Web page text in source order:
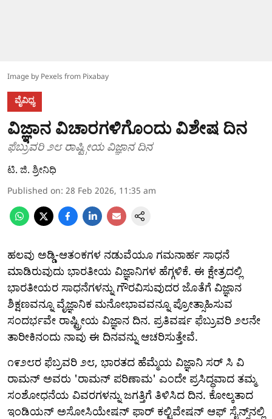
Image by Pexels from Pixabay
ವೈವಿಧ್ಯ
ವಿಜ್ಞಾನ ವಿಚಾರಗಳಿಗೊಂದು ವಿಶೇಷ ದಿನ
ಫೆಬ್ರುವರಿ ೨೮ ರಾಷ್ಟ್ರೀಯ ವಿಜ್ಞಾನ ದಿನ
ಟಿ. ಜಿ. ಶ್ರೀನಿಧಿ
Published on: 28 Feb 2026, 11:35 am
ಹಲವು ಅಡ್ಡಿ-ಆತಂಕಗಳ ನಡುವೆಯೂ ಗಮನಾರ್ಹ ಸಾಧನೆ
ಮಾಡಿರುವುದು ಭಾರತೀಯ ವಿಜ್ಞಾನಿಗಳ ಹೆಗ್ಗಳಿಕೆ. ಈ ಕ್ಷೇತ್ರದಲ್ಲಿ
ಭಾರತೀಯರ ಸಾಧನೆಗಳನ್ನು ಗೌರವಿಸುವುದರ ಜೊತೆಗೆ ವಿಜ್ಞಾನ
ಶಿಕ್ಷಣವನ್ನೂ ವೈಜ್ಞಾನಿಕ ಮನೋಭಾವವನ್ನೂ ಪ್ರೋತ್ಸಾಹಿಸುವ
ಸಂದರ್ಭವೇ ರಾಷ್ಟ್ರೀಯ ವಿಜ್ಞಾನ ದಿನ. ಪ್ರತಿವರ್ಷ ಫೆಬ್ರುವರಿ ೨೮ನೇ
ತಾರೀಕಿನಂದು ನಾವು ಈ ದಿನವನ್ನು ಆಚರಿಸುತ್ತೇವೆ.
೧೯೨೮ರ ಫೆಬ್ರವರಿ ೨೮, ಭಾರತದ ಹೆಮ್ಮೆಯ ವಿಜ್ಞಾನಿ ಸರ್ ಸಿ ವಿ
ರಾಮನ್ ಅವರು 'ರಾಮನ್ ಪರಿಣಾಮ' ಎಂದೇ ಪ್ರಸಿದ್ಧವಾದ ತಮ್ಮ
ಸಂಶೋಧನೆಯ ವಿವರಗಳನ್ನು ಜಗತ್ತಿಗೆ ತಿಳಿಸಿದ ದಿನ. ಕೋಲ್ಕತಾದ
ಇಂಡಿಯನ್ ಅಸೋಸಿಯೇಷನ್ ಫಾರ್ ಕಲ್ಟಿವೇಷನ್ ಆಫ್ ಸೈನ್ಸ್‌ನಲ್ಲಿ